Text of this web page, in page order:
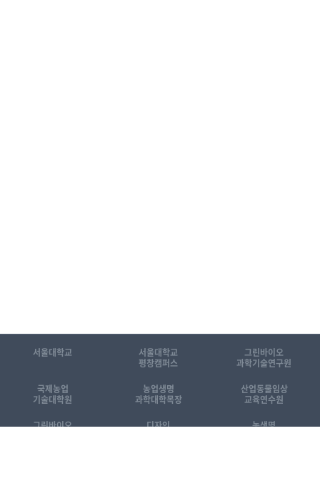
서울대학교
서울대학교
평창캠퍼스
그린바이오
과학기술연구원
국제농업
기술대학원
농업생명
과학대학목장
산업동물임상
교육연수원
그린바이오
디자인
농생명